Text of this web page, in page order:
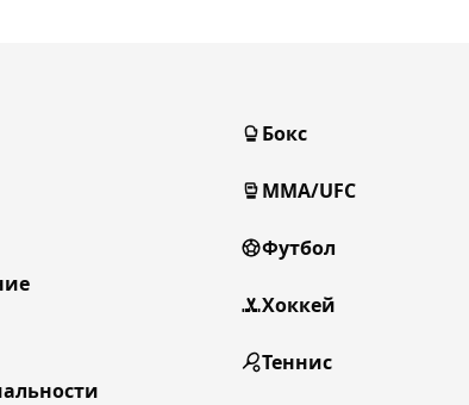
Бокс
MMA/UFC
Футбол
Хоккей
Теннис